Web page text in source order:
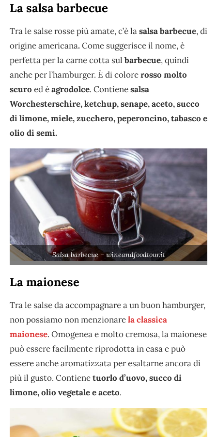
La salsa barbecue
Tra le salse rosse più amate, c’è lasalsa barbecue, di
origine americana. Come suggerisce il nome, è
perfetta per la carne cotta sul barbecue, quindi
anche per l’hamburger. È di colorerosso molto
scuro ed èagrodolce. Contienesalsa
Worchesterschire, ketchup, senape, aceto, succo
di limone, miele, zucchero, peperoncino, tabasco e
olio di semi.
Salsa barbecue – wineandfoodtour.it
La maionese
Tra le salse da accompagnare a un buon hamburger,
non possiamo non menzionarela classica
maionese. Omogenea e molto cremosa, la maionese
può essere facilmente riprodotta in casa e può
essere anche aromatizzata per esaltarne ancora di
più il gusto. Contienetuorlo d’uovo, succo di
limone, olio vegetale e aceto.